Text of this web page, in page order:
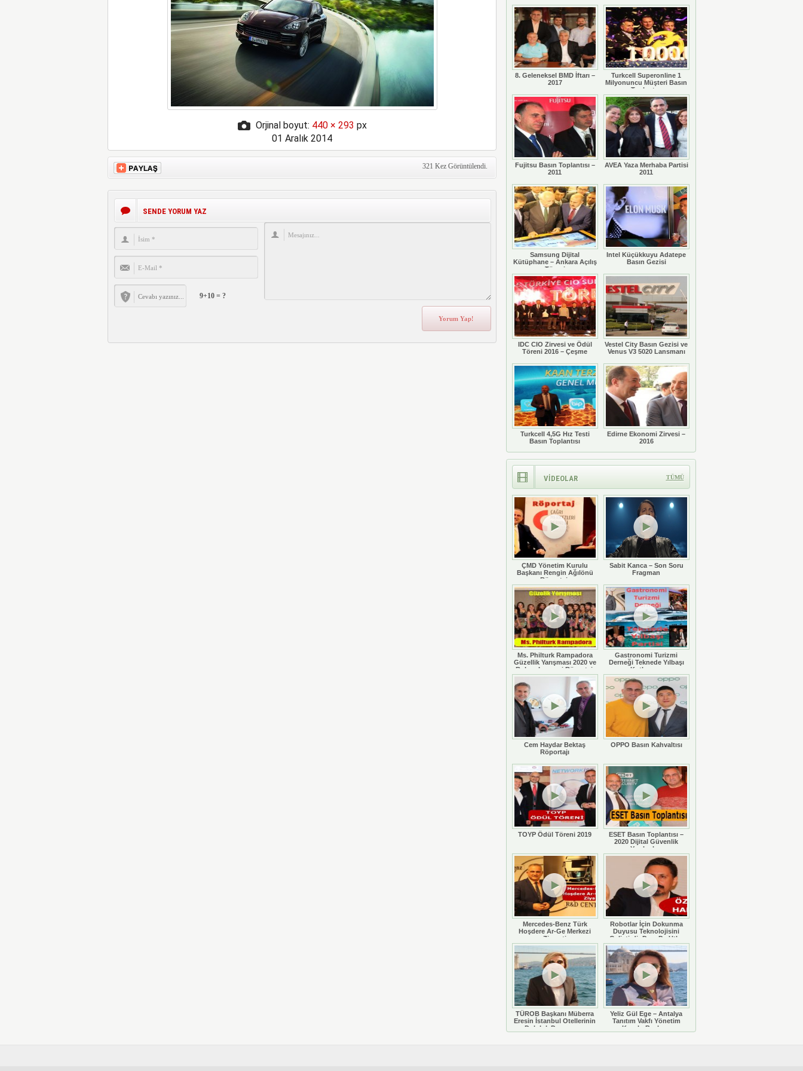
Orjinal boyut: 440 × 293 px
01 Aralık 2014
321 Kez Görüntülendi.
SENDE YORUM YAZ
9+10 = ?
8. Geleneksel BMD İftarı –
2017
Turkcell Superonline 1
Milyonuncu Müşteri Basın
Toplantısı
Fujitsu Basın Toplantısı –
2011
AVEA Yaza Merhaba Partisi
2011
Samsung Dijital
Kütüphane – Ankara Açılış
Töreni
Intel Küçükkuyu Adatepe
Basın Gezisi
IDC CIO Zirvesi ve Ödül
Töreni 2016 – Çeşme
Vestel City Basın Gezisi ve
Venus V3 5020 Lansmanı
Turkcell 4,5G Hız Testi
Basın Toplantısı
Edirne Ekonomi Zirvesi –
2016
VİDEOLAR TÜMÜ
ÇMD Yönetim Kurulu
Başkanı Rengin Ağılönü
Röportajı
Sabit Kanca – Son Soru
Fragman
Ms. Philturk Rampadora
Güzellik Yarışması 2020 ve
Rohan Legaspi Röportajı
Gastronomi Turizmi
Derneği Teknede Yılbaşı
Kutlaması
Cem Haydar Bektaş
Röportajı
OPPO Basın Kahvaltısı
TOYP Ödül Töreni 2019
ESET Basın Toplantısı –
2020 Dijital Güvenlik
Yazılımları
Mercedes-Benz Türk
Hoşdere Ar-Ge Merkezi
Ziyareti
Robotlar İçin Dokunma
Duyusu Teknolojisini
Geliştirdi: Doç. Dr. Utku
Büyükşahin
TÜROB Başkanı Müberra
Eresin İstanbul Otellerinin
Doluluk Durumunu
Yeliz Gül Ege – Antalya
Tanıtım Vakfı Yönetim
Kurulu Başkanı